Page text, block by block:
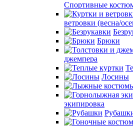
Спортивные
ветровки (весна/
Брюки
джемпера
Лосины
экипировка